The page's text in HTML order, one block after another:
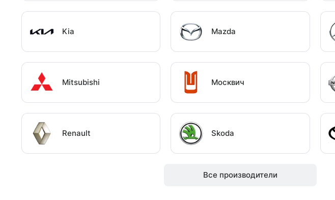
Kia Mazda
Mitsubishi Москвич
Renault Skoda
Все производители